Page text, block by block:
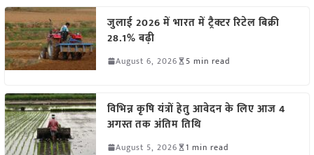
जुलाई 2026 में भारत में ट्रैक्टर रिटेल बिक्री
28.1% बढ़ी
August 6, 2026 5 min read
विभिन्न कृषि यंत्रों हेतु आवेदन के लिए आज 4
अगस्त तक अंतिम तिथि
August 5, 2026 1 min read